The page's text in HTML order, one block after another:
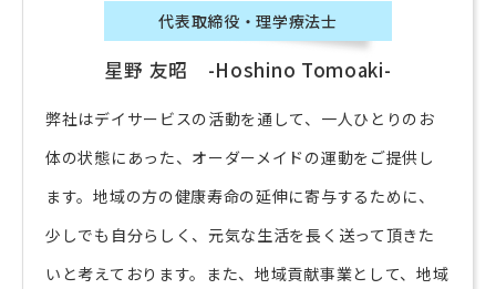
代表取締役・理学療法士
星野 友昭 -Hoshino Tomoaki-
弊社はデイサービスの活動を通して、一人ひとりのお
体の状態にあった、オーダーメイドの運動をご提供し
ます。地域の方の健康寿命の延伸に寄与するために、
少しでも自分らしく、元気な生活を長く送って頂きた
いと考えております。また、地域貢献事業として、地域